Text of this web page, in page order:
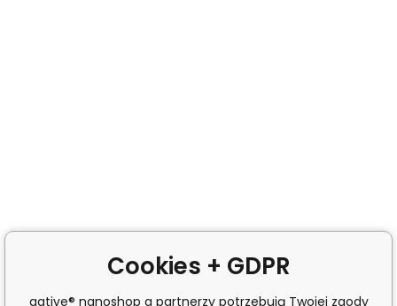
Cookies + GDPR
agtive® nanoshop a partnerzy potrzebują Twojej zgody